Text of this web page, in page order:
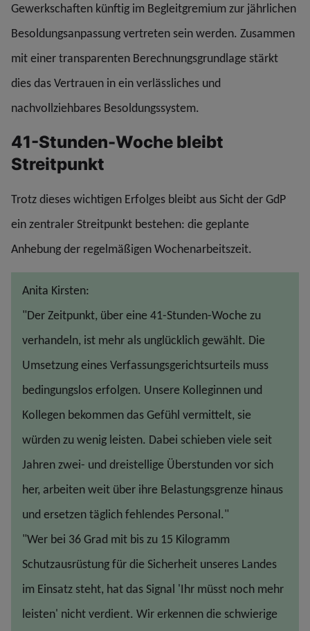
Gewerkschaften künftig im Begleitgremium zur jährlichen
Besoldungsanpassung vertreten sein werden. Zusammen
mit einer transparenten Berechnungsgrundlage stärkt
dies das Vertrauen in ein verlässliches und
nachvollziehbares Besoldungssystem.
41-Stunden-Woche bleibt
Streitpunkt
Trotz dieses wichtigen Erfolges bleibt aus Sicht der GdP
ein zentraler Streitpunkt bestehen: die geplante
Anhebung der regelmäßigen Wochenarbeitszeit.
Anita Kirsten:
"Der Zeitpunkt, über eine 41-Stunden-Woche zu
verhandeln, ist mehr als unglücklich gewählt. Die
Umsetzung eines Verfassungsgerichtsurteils muss
bedingungslos erfolgen. Unsere Kolleginnen und
Kollegen bekommen das Gefühl vermittelt, sie
würden zu wenig leisten. Dabei schieben viele seit
Jahren zwei- und dreistellige Überstunden vor sich
her, arbeiten weit über ihre Belastungsgrenze hinaus
und ersetzen täglich fehlendes Personal."
"Wer bei 36 Grad mit bis zu 15 Kilogramm
Schutzausrüstung für die Sicherheit unseres Landes
im Einsatz steht, hat das Signal 'Ihr müsst noch mehr
leisten' nicht verdient. Wir erkennen die schwierige